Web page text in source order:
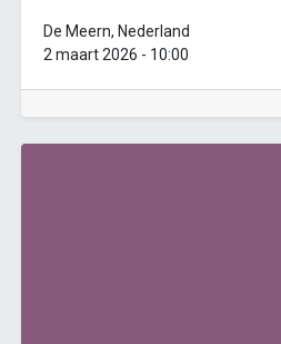
De Meern, Nederland
2 maart 2026 - 10:00